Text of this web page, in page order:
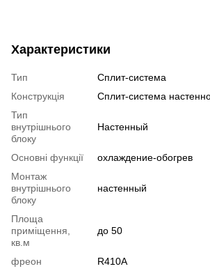
Характеристики
Тип
Сплит-система
Конструкція
Cплит-система
Тип
внутрішнього
блоку
Настенный
Основні функції
охлаждение-обогрев
Монтаж
внутрішнього
блоку
настенный
Площа
приміщення,
кв.м
до 50
фреон
R410A